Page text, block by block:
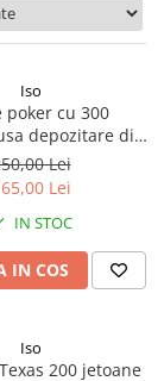
Iso
poker cu 300
depozitare din
- Multicolor
Lei
Lei
IN STOC
IN COS
Iso
200 jetoane